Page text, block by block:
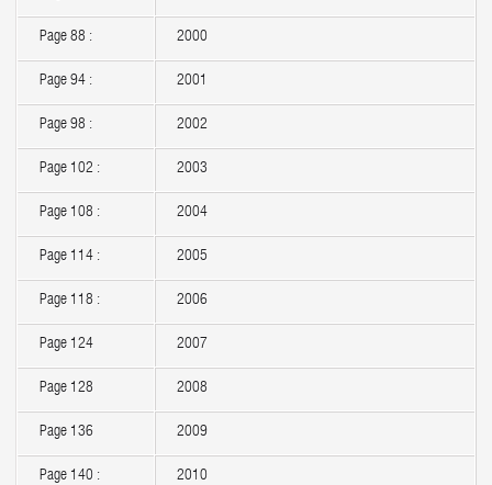
Page 88 : 2000
Page 94 : 2001
Page 98 : 2002
Page 102 : 2003
Page 108 : 2004
Page 114 : 2005
Page 118 : 2006
Page 124 2007
Page 128 2008
Page 136 2009
Page 140 : 2010